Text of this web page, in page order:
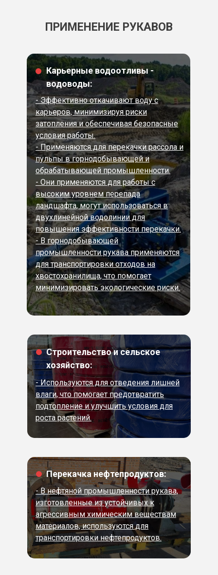
- Используются для отведения лишней
влаги, что помогает предотвратить
подтопление и улучшить условия для
роста растений.
Строительство и сельское
хозяйство:
- В нефтяной промышленности рукава,
изготовленные из устойчивых к
агрессивным химическим веществам
материалов, используются для
транспортировки нефтепродуктов.
Перекачка нефтепродуктов:
- Эффективно откачивают воду с
карьеров, минимизируя риски
затопления и обеспечивая безопасные
условия работы.
- Применяются для перекачки рассола и
пульпы в горнодобывающей и
обрабатывающей промышленности.
- Они применяются для работы с
высоким уровнем перепада
ландшафта, могут использоваться в
двухлинейной водолинии для
повышения эффективности перекачки.
- В горнодобывающей
промышленности рукава применяются
для транспортировки отходов на
хвостохранилища, что помогает
минимизировать экологические риски.
Карьерные водоотливы -
водоводы:
ПРИМЕНЕНИЕ РУКАВОВ